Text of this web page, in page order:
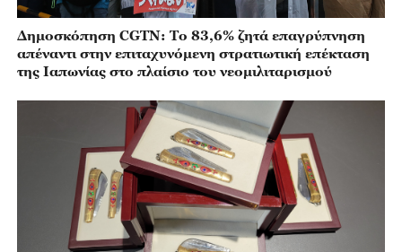
Δημοσκόπηση CGTN: Το 83,6% ζητά επαγρύπνηση
απέναντι στην επιταχυνόμενη στρατιωτική επέκταση
της Ιαπωνίας στο πλαίσιο του νεομιλιταρισμού